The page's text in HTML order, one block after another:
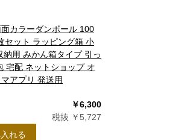
カラーダンボール 100
セット ラッピング箱 小
納用 みかん箱タイプ 引っ
宅配 ネットショップ オ
アプリ 発送用
￥6,300
税抜 ￥5,727
れる